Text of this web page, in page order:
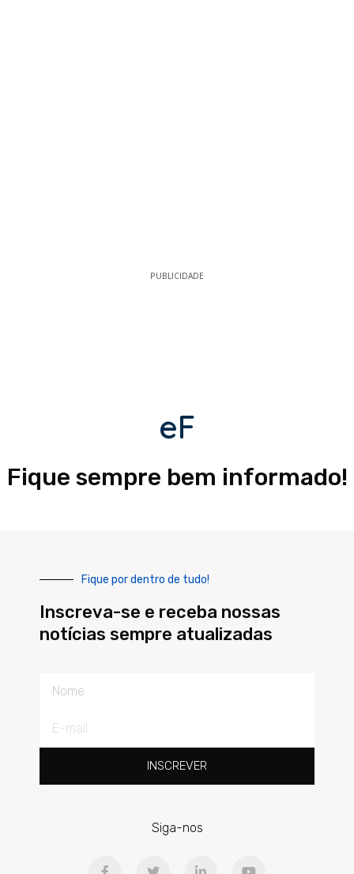
PUBLICIDADE
eF
Fique sempre bem informado!
Fique por dentro de tudo!
Inscreva-se e receba nossas
notícias sempre atualizadas
INSCREVER
Siga-nos